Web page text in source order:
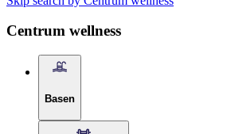
Centrum wellness
Basen